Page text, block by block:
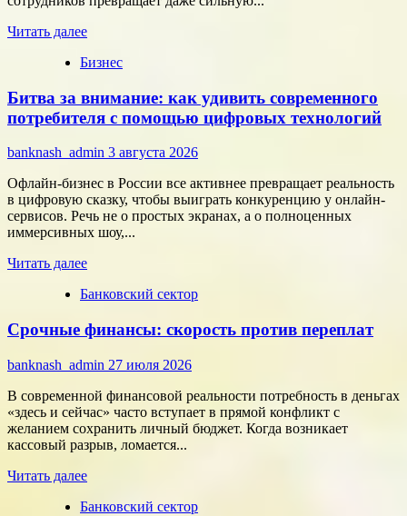
микроэлектроники
Читать далееПрочитать
о
сотрудников:
как
собрать
команду,
которая
работает
на
результат
Бизнес
Битва за внимание: как удивить современного
потребителя с помощью цифровых технологий
banknash_admin 3 августа 2026
Офлайн-бизнес в России все активнее превращает реальность
в цифровую сказку, чтобы выиграть конкуренцию у онлайн-
сервисов. Речь не о простых экранах, а о полноценных
иммерсивных шоу,...
Читать далееПрочитать
о
за
внимание:
как
удивить
современного
потребителя
с
помощью
технологий
Банковский сектор
Срочные финансы: скорость против переплат
banknash_admin 27 июля 2026
В современной финансовой реальности потребность в деньгах
«здесь и сейчас» часто вступает в прямой конфликт с
желанием сохранить личный бюджет. Когда возникает
кассовый разрыв, ломается...
Читать далееПрочитать
о
Банковский сектор